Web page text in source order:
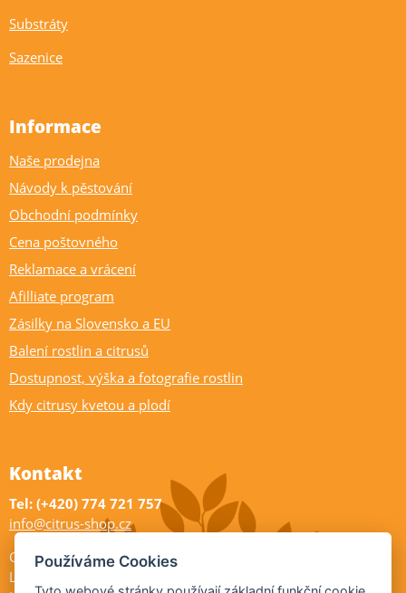
Substráty
Sazenice
Informace
Naše prodejna
Návody k pěstování
Obchodní podmínky
Cena poštovného
Reklamace a vrácení
Afilliate program
Zásilky na Slovensko a EU
Balení rostlin a citrusů
Dostupnost, výška a fotografie rostlin
Kdy citrusy kvetou a plodí
Kontakt
Tel: (+420) 774 721 757
info@citrus-shop.cz
Citrus shop zahradnictví
Legionářů 2
Používáme Cookies